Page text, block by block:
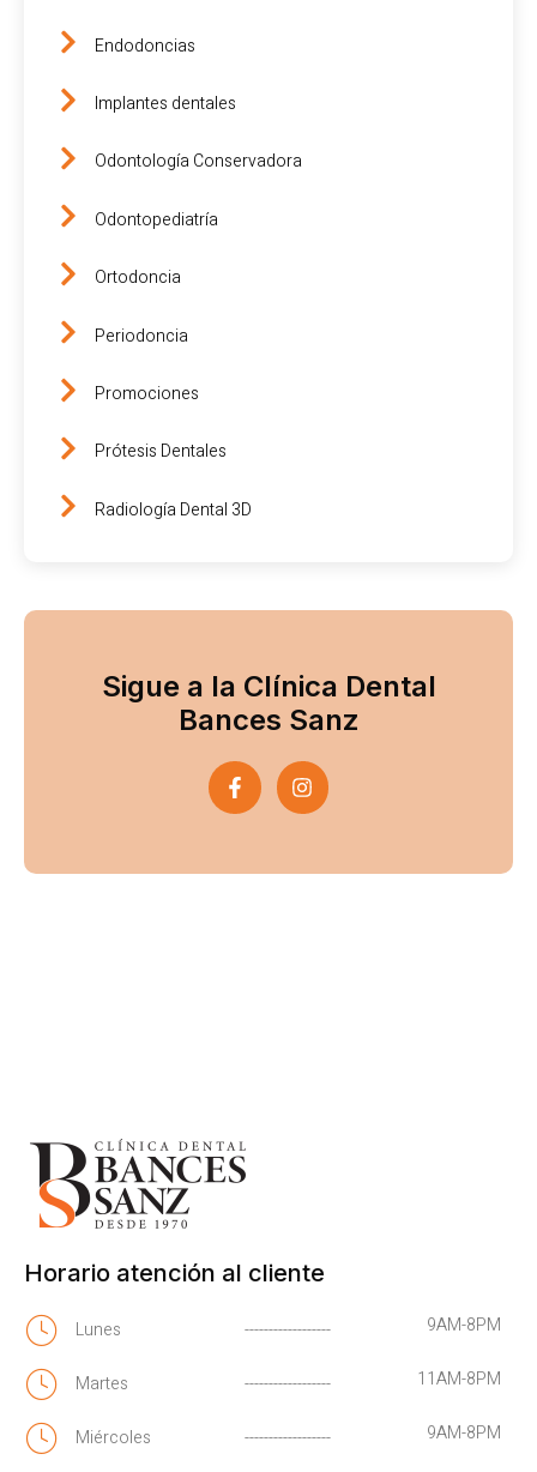
Endodoncias
Implantes dentales
Odontología Conservadora
Odontopediatría
Ortodoncia
Periodoncia
Promociones
Prótesis Dentales
Radiología Dental 3D
Sigue a la Clínica Dental
Bances Sanz
Horario atención al cliente
Lunes ------------------ 9AM-8PM
Martes ------------------ 11AM-8PM
Miércoles ------------------ 9AM-8PM